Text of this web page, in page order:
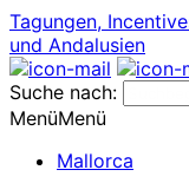
Tagungen,
und Andalusien
Suche nach:
MenüMenü
Mallorca